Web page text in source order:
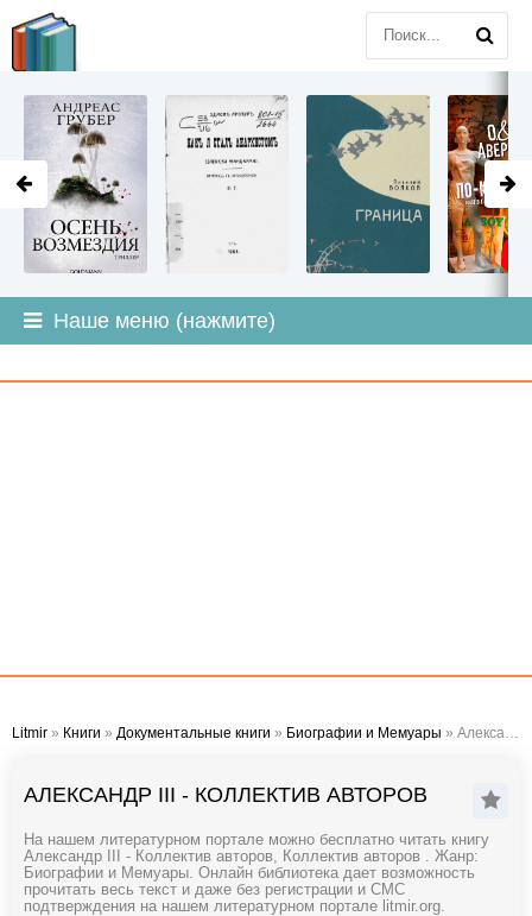
Наше меню (нажмите)
Litmir » Книги » Документальные книги » Биографии и Мемуары » Александр III - Коллектив авторов
АЛЕКСАНДР III - КОЛЛЕКТИВ АВТОРОВ
На нашем литературном портале можно бесплатно читать книгу
Александр III - Коллектив авторов, Коллектив авторов . Жанр:
Биографии и Мемуары. Онлайн библиотека дает возможность
прочитать весь текст и даже без регистрации и СМС
подтверждения на нашем литературном портале litmir.org.
LITMIR.ORG